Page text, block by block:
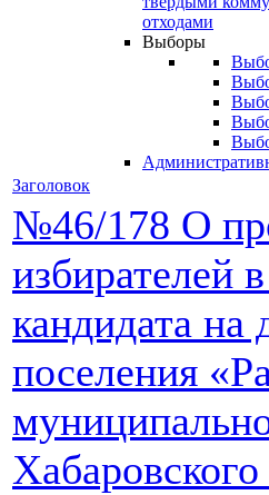
отходами
Выборы
Заголовок
№46/178 О
избирателей
кандидата на
поселения
Хабаровского